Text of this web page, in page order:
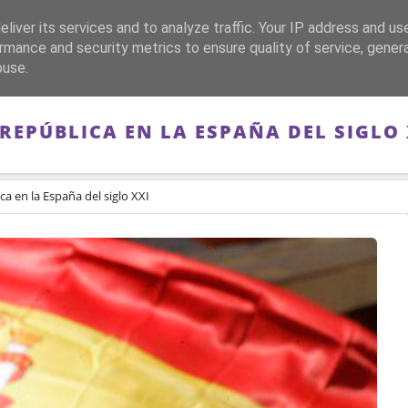
FRANQUISMO GUERRA DE ESPAÑA MEMORIA
EN LA ESPAÑA DEL SIGLO
en la España del siglo XXI
its services and to analyze traffic. Your IP address and
and security metrics to ensure quality of service,